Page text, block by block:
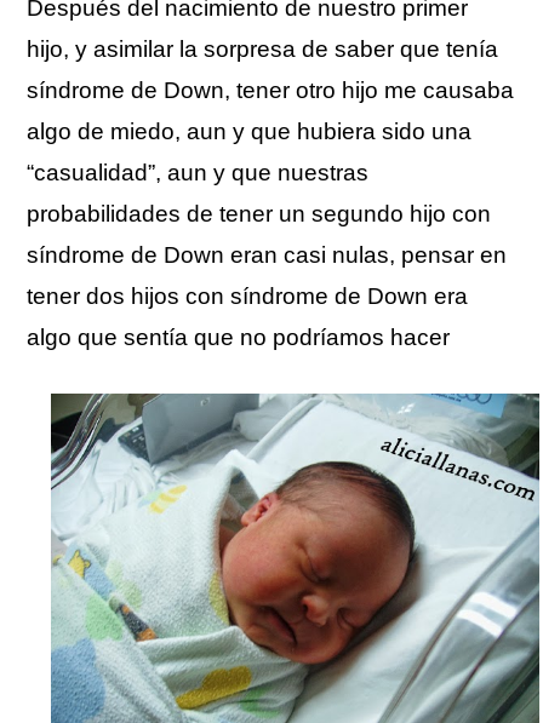
Después del nacimiento de nuestro primer
hijo, y asimilar la sorpresa de saber que tenía
síndrome de Down, tener otro hijo me causaba
algo de miedo, aun y que hubiera sido una
“casualidad”, aun y que nuestras
probabilidades de tener un segundo hijo con
síndrome de Down eran casi nulas, pensar en
tener dos hijos con síndrome de Down era
algo que sentía que no podríamos hacer